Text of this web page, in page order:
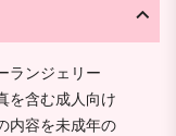
ランジェリー
を含む成人向け
内容を未成年の